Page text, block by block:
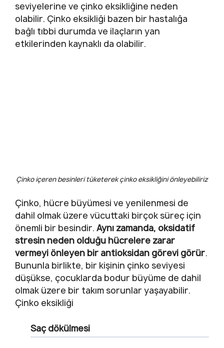
seviyelerine ve çinko eksikliğine neden
olabilir. Çinko eksikliği bazen bir hastalığa
bağlı tıbbi durumda ve ilaçların yan
etkilerinden kaynaklı da olabilir.
Çinko içeren besinleri tüketerek çinko eksikliğini önleyebiliriz
Çinko, hücre büyümesi ve yenilenmesi de
dahil olmak üzere vücuttaki birçok süreç için
önemli bir besindir. Aynı zamanda, oksidatif
stresin neden olduğu hücrelere zarar
vermeyi önleyen bir antioksidan görevi görür.
Bununla birlikte, bir kişinin çinko seviyesi
düşükse, çocuklarda bodur büyüme de dahil
olmak üzere bir takım sorunlar yaşayabilir.
Çinko eksikliği
Saç dökülmesi